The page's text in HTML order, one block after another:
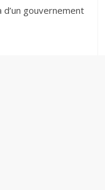
d’un gouvernement